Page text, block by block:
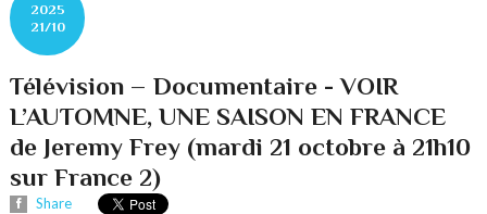
2025
21/10
Télévision – Documentaire - VOIR
L’AUTOMNE, UNE SAISON EN FRANCE
de Jeremy Frey (mardi 21 octobre à 21h10
sur France 2)
Share